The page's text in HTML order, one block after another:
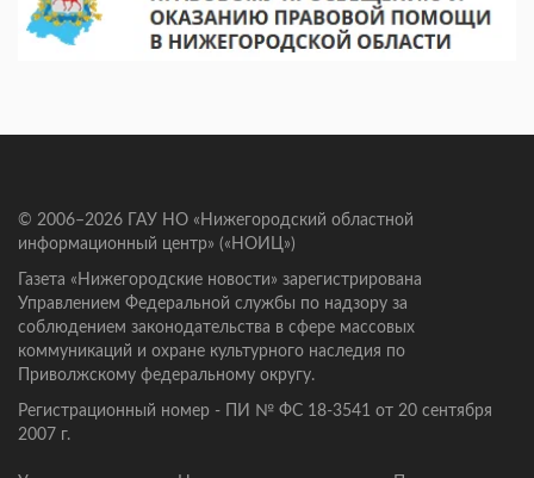
© 2006–2026 ГАУ НО «Нижегородский областной
информационный центр» («НОИЦ»)
Газета «Нижегородские новости» зарегистрирована
Управлением Федеральной службы по надзору за
соблюдением законодательства в сфере массовых
коммуникаций и охране культурного наследия по
Приволжскому федеральному округу.
Регистрационный номер - ПИ № ФС 18-3541 от 20 сентября
2007 г.